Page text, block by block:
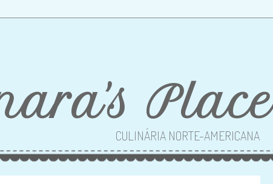
Place
CULINÁRIA NORTE-AMERICANA